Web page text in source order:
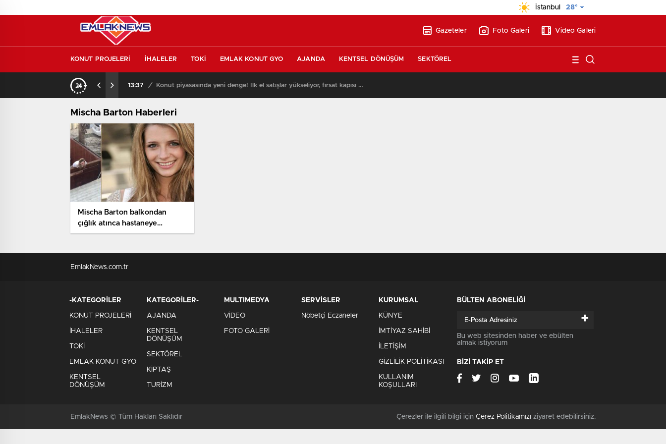
İstanbul 28°
Gazeteler Foto Galeri Video Galeri
KONUT PROJELERİ İHALELER TOKİ EMLAK KONUT GYO AJANDA KENTSEL DÖNÜŞÜM SEKTÖREL
13:37 / Konut piyasasında yeni denge! İlk el satışlar yükseliyor, fırsat kapısı aralanıyor!
Mischa Barton Haberleri
Mischa Barton balkondan
çığlık atınca hastaneye
kaldırıldı
EmlakNews.com.tr
-KATEGORİLER
KONUT PROJELERİ
İHALELER
TOKİ
EMLAK KONUT GYO
KENTSEL
DÖNÜŞÜM
KATEGORİLER-
AJANDA
KENTSEL
DÖNÜŞÜM
SEKTÖREL
KİPTAŞ
TURİZM
MULTIMEDYA
VİDEO
FOTO GALERİ
SERVİSLER
Nöbetçi Eczaneler
KURUMSAL
KÜNYE
İMTİYAZ SAHİBİ
İLETİŞİM
GİZLİLİK POLİTİKASI
KULLANIM
KOŞULLARI
BÜLTEN ABONELİĞİ
+
Bu web sitesinden haber ve ebülten
almak istiyorum
BİZİ TAKİP ET
EmlakNews © Tüm Hakları Saklıdır Çerezler ile ilgili bilgi için Çerez Politikamızı ziyaret edebilirsiniz.